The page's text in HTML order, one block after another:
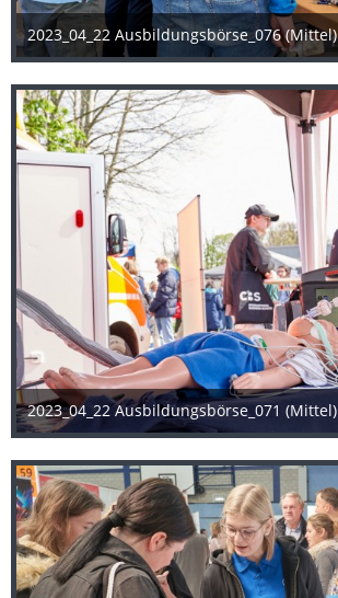
2023_04_22 Ausbildungsbörse_076 (Mittel)
25. April 2023
2023_04_22 Ausbildungsbörse_071 (Mittel)
25. April 2023